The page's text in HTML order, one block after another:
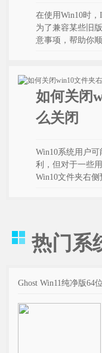
在使用Win10时
为了兼容某些旧
意事项，帮助你
如何关闭
么关闭
Win10系统用户
利，但对于一些
Win10文件夹右
热门系
Ghost Win11纯净版64